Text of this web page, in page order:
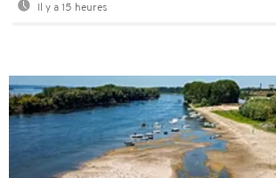
Il y a 15 heures